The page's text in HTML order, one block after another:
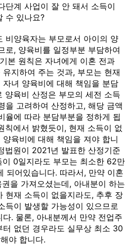
계 사업이 잘 안 돼서 소득이
수 있나요?
비양육자는 부모로서 아이의 양
로, 양육비를 일정부분 부담하여
본 원칙은 자녀에게 이혼 전과
지하여 주는 것과, 부모는 현재
녀 양육비에 대해 책임을 분담
양육비 산정은 부모의 세전 소득
을 고려하여 산정하고, 해당 금액
율에 따라 분담부분을 정하게 됩
칙에서 밝혔듯이, 현재 소득이 없
육비에 대해 책임을 져야 합니
법원이 2021년 발표한 산정기준
이 0일지라도 부모는 최소한 62만
되어있습니다. 따라서, 만약 이혼
을 가져오셨는데, 아내분이 하는
현재 소득이 없을지라도, 추후 장
득이 발생할 가능성이 있으므로
. 물론, 아내분께서 만약 전업주
없던 경우라도 실무상 최소 30
야 합니다.